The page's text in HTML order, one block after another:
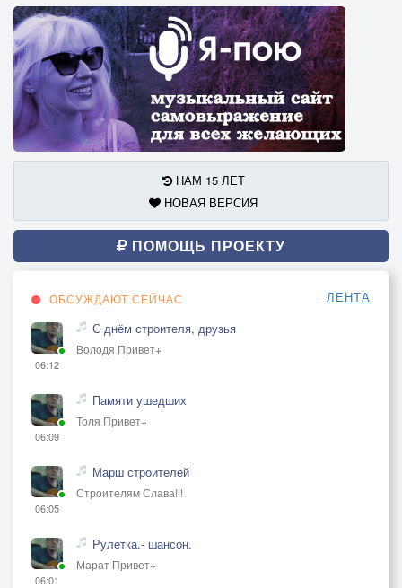
НАМ 15 ЛЕТ
НОВАЯ ВЕРСИЯ
ПОМОЩЬ ПРОЕКТУ
ОБСУЖДАЮТ СЕЙЧАС ЛЕНТА
06:12
С днём строителя, друзья
Володя Привет+
06:09
Памяти ушедших
Толя Привет+
06:05
Марш строителей
Строителям Слава!!!
06:01
Рулетка.- шансон.
Марат Привет+